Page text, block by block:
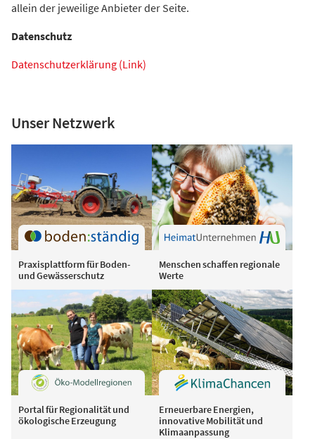
allein der jeweilige Anbieter der Seite.
Datenschutz
Datenschutzerklärung (Link)
Unser Netzwerk
Praxisplattform für Boden-
und Gewässerschutz
Menschen schaffen regionale
Werte
Portal für Regionalität und
ökologische Erzeugung
Erneuerbare Energien,
innovative Mobilität und
Klimaanpassung